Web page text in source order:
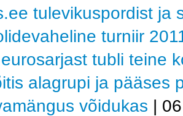
tulevikuspordist ja
turniir
tubli teine
alagrupi ja pääses
võidukas |